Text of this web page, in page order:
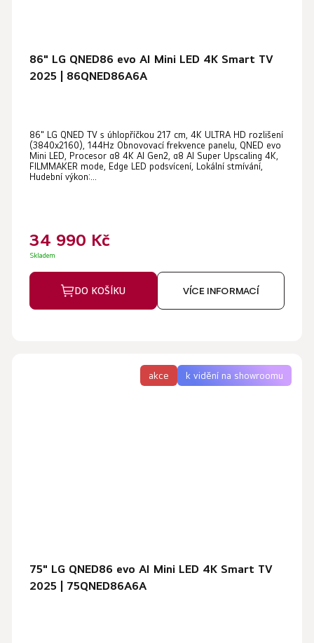
86" LG QNED86 evo AI Mini LED 4K Smart TV
2025 | 86QNED86A6A
86" LG QNED TV s úhlopříčkou 217 cm, 4K ULTRA HD rozlišení
(3840x2160), 144Hz Obnovovací frekvence panelu, QNED evo
Mini LED, Procesor α8 4K AI Gen2, α8 AI Super Upscaling 4K,
FILMMAKER mode, Edge LED podsvícení, Lokální stmívání,
Hudební výkon:...
34 990 Kč
Skladem
DO KOŠÍKU VÍCE INFORMACÍ
akce k vidění na showroomu
75" LG QNED86 evo AI Mini LED 4K Smart TV
2025 | 75QNED86A6A